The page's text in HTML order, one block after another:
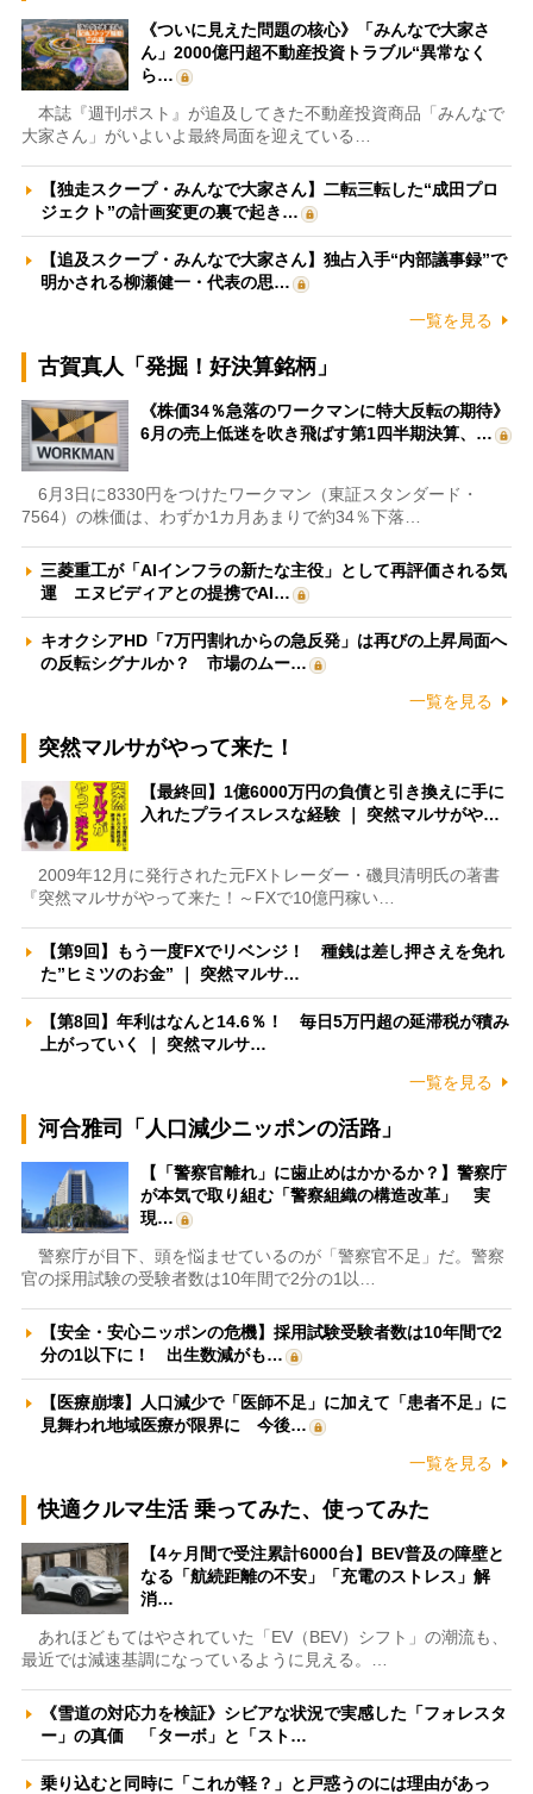
《ついに見えた問題の核心》「みんなで大家さ
ん」2000億円超不動産投資トラブル“異常なく
ら…
本誌『週刊ポスト』が追及してきた不動産投資商品「みんなで
大家さん」がいよいよ最終局面を迎えている…
【独走スクープ・みんなで大家さん】二転三転した“成田プロ
ジェクト”の計画変更の裏で起き…
【追及スクープ・みんなで大家さん】独占入手“内部議事録”で
明かされる柳瀬健一・代表の思…
一覧を見る
古賀真人「発掘！好決算銘柄」
《株価34％急落のワークマンに特大反転の期待》
6月の売上低迷を吹き飛ばす第1四半期決算、…
6月3日に8330円をつけたワークマン（東証スタンダード・
7564）の株価は、わずか1カ月あまりで約34％下落…
三菱重工が「AIインフラの新たな主役」として再評価される気
運 エヌビディアとの提携でAI…
キオクシアHD「7万円割れからの急反発」は再びの上昇局面へ
の反転シグナルか？ 市場のムー…
一覧を見る
突然マルサがやって来た！
【最終回】1億6000万円の負債と引き換えに手に
入れたプライスレスな経験 ｜ 突然マルサがや…
2009年12月に発行された元FXトレーダー・磯貝清明氏の著書
『突然マルサがやって来た！～FXで10億円稼い…
【第9回】もう一度FXでリベンジ！ 種銭は差し押さえを免れ
た”ヒミツのお金” ｜ 突然マルサ…
【第8回】年利はなんと14.6％！ 毎日5万円超の延滞税が積み
上がっていく ｜ 突然マルサ…
一覧を見る
河合雅司「人口減少ニッポンの活路」
【「警察官離れ」に歯止めはかかるか？】警察庁
が本気で取り組む「警察組織の構造改革」 実
現…
警察庁が目下、頭を悩ませているのが「警察官不足」だ。警察
官の採用試験の受験者数は10年間で2分の1以…
【安全・安心ニッポンの危機】採用試験受験者数は10年間で2
分の1以下に！ 出生数減がも…
【医療崩壊】人口減少で「医師不足」に加えて「患者不足」に
見舞われ地域医療が限界に 今後…
一覧を見る
快適クルマ生活 乗ってみた、使ってみた
【4ヶ月間で受注累計6000台】BEV普及の障壁と
なる「航続距離の不安」「充電のストレス」解
消…
あれほどもてはやされていた「EV（BEV）シフト」の潮流も、
最近では減速基調になっているように見える。…
《雪道の対応力を検証》シビアな状況で実感した「フォレスタ
ー」の真価 「ターボ」と「スト…
乗り込むと同時に「これが軽？」と戸惑うのには理由があっ